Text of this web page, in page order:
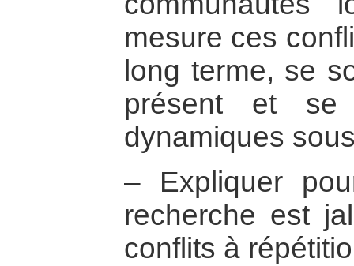
mesure ces
long terme, se
présent et se
dynamiques
– Expliquer
recherche est
conflits à